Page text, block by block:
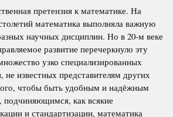
претензия к математике. На
математика выполняла важную
научных дисциплин. Но в 20-м веке
развитие перечеркнуло эту
узко специализированных
не известных представителям других
чтобы быть удобным и надёжным
подчиняющимся, как всякие
и стандартизации, математика